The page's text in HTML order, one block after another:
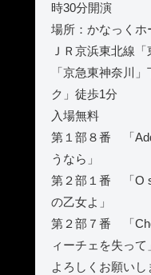
時30分開演
場所：かなっくホ
ＪＲ京浜東北線
「京急東神奈川
ク」徒歩1分
入場無料
第１部８番 「
うなら」
第２部１番 「O
の乙女よ」
第２部７番 「
ィーチェを失って
よろしくお願いし